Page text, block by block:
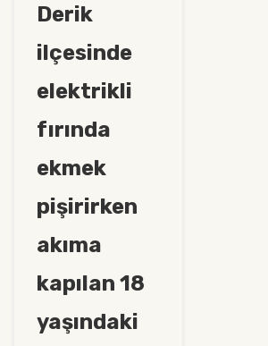
Derik
ilçesinde
elektrikli
fırında
ekmek
pişirirken
akıma
kapılan 18
yaşındaki